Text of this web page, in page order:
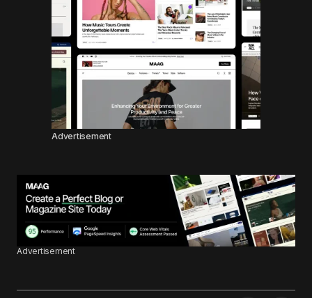
Advertisement
Advertisement